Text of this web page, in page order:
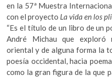
en la 57ª Muestra
con el proyecto La vida en los
“Es el título de un libro de un
André Michau que exploró
oriental y de alguna forma la
poesía occidental, hacia
como la gran figura de la que